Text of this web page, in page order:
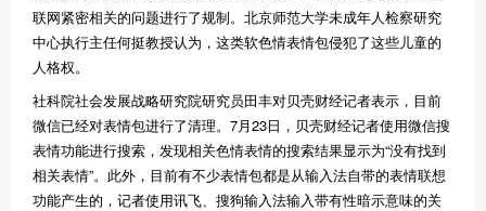
联网紧密相关的问题进行了规制。北京师范大学未成年人检察研究
中心执行主任何挺教授认为，这类软色情表情包侵犯了这些儿童的
人格权。
社科院社会发展战略研究院研究员田丰对贝壳财经记者表示，目前
微信已经对表情包进行了清理。7月23日，贝壳财经记者使用微信搜
表情功能进行搜索，发现相关色情表情的搜索结果显示为“没有找到
相关表情”。此外，目前有不少表情包都是从输入法自带的表情联想
功能产生的，记者使用讯飞、搜狗输入法输入带有性暗示意味的关